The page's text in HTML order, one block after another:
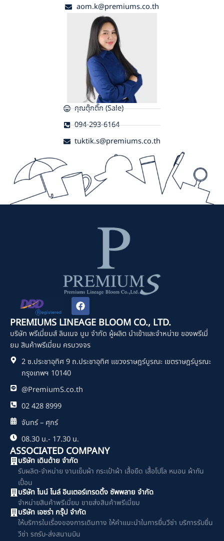
aom.k@premiums.co.th
คุณตุ๊กติ๊ก (Sale)
094-293-6164
tuktik.s@premiums.co.th
F
a
c
e
b
o
k
PREMIUMS LINEAGE BLOOM CO., LTD.
บริษัท พรีเมี่ยมส์ ลินเนจ บูม จำกัด ผู้ผลิต นำเข้าและจำหน่าย ของพรีเมี่
ยม สินค้าพรีเมี่ยม ครบวงจร
2 ซ.ประชาอุทิศ 9 ถ.ประชาอุทิศ แขวงราษฎร์บูรณะ เขตราษฎร์บูรณะ
กรุงเทพฯ 10140
@PremiumS.co.th
02 428 8999
จันทร์ – ศุกร์
08.30 น.- 17.30 น.
ASSOCIATED COMPANY
บริษัท เดินด้าย จำกัด
รับผลิต-จำหน่าย งานเย็บผ้า กระเป๋าผ้า เสื้อยืด เสื้อโปโล หมอน ผ้ากัน
เปื้อน
บริษัท ไนน์ ไนล์ อินเตอร์เทรดดิ้ง ซัพพลาย จำกัด
จำหน่ายสินค้าพรีเมี่ยม ขายส่งสินค้าพรีเมี่ยม
บริษัท เอซร่า กรุ๊ป จำกัด
ให้บริการในเรื่องของการเดินทาง ให้คำแนะนำในการยื่นวีซ่า บริการรับยื่น
วีซ่า รถรับ-ส่งสนามบิน